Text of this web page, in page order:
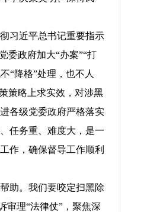
习近平总书记重要指示
委政府加大“办案”“打
“降格”处理，也不人
策略上求实效，对涉黑
各级党委政府严格落实
任务重、难度大，是一
作，确保督导工作顺利
助。我们要咬定扫黑除
审理“法律仗”，聚焦深